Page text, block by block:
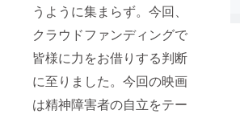
うように集まらず。今回、
クラウドファンディングで
皆様に力をお借りする判断
に至りました。今回の映画
は精神障害者の自立をテー